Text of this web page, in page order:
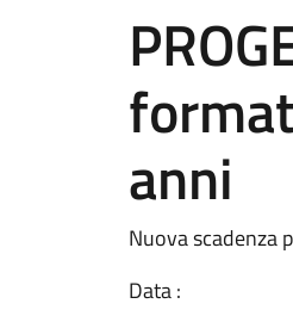
anni
Nuova scadenza
Data :